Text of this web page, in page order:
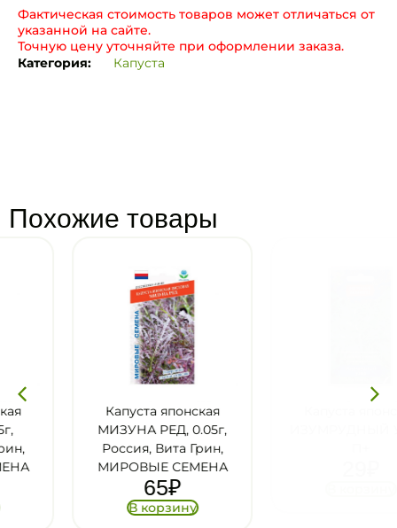
Фактическая стоимость товаров может отличаться от
указанной на сайте.
Точную цену уточняйте при оформлении заказа.
Категория:
Капуста
Похожие товары
Капуста японская
МИЗУНА РЕД, 0.05г,
Россия, Вита Грин,
МИРОВЫЕ СЕМЕНА
В корзину